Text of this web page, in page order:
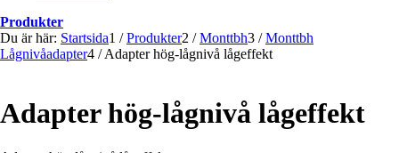
Produkter
Du är här: Startsida1 / Produkter2 / Monttbh3 / Monttbh
Lågnivåadapter4 / Adapter hög-lågnivå lågeffekt
Adapter hög-lågnivå lågeffekt